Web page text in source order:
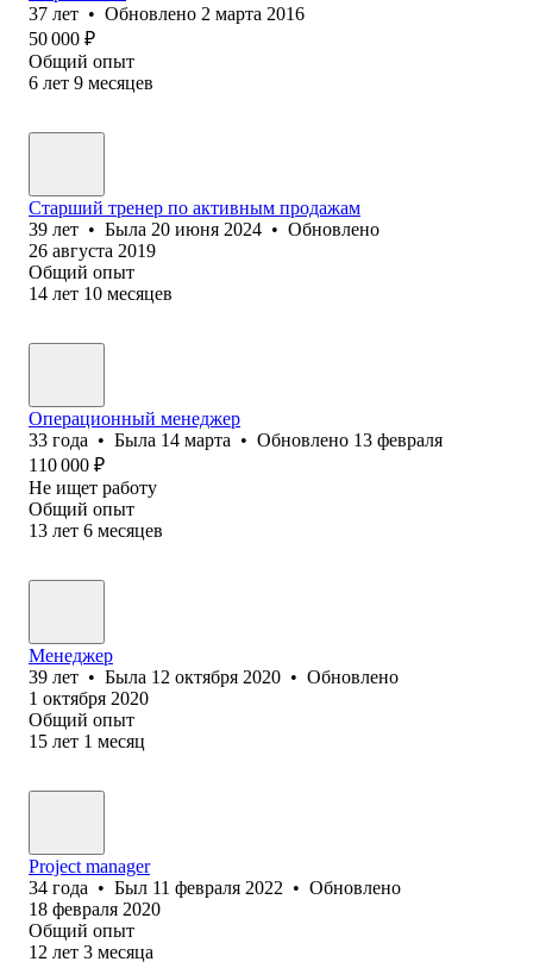
37 лет • Обновлено 2 марта 2016
50 000 ₽
Общий опыт
6 лет 9 месяцев
Старший тренер по активным продажам
39 лет • Была 20 июня 2024 • Обновлено
26 августа 2019
Общий опыт
14 лет 10 месяцев
Операционный менеджер
33 года • Была 14 марта • Обновлено 13 февраля
110 000 ₽
Не ищет работу
Общий опыт
13 лет 6 месяцев
Менеджер
39 лет • Была 12 октября 2020 • Обновлено
1 октября 2020
Общий опыт
15 лет 1 месяц
Project manager
34 года • Был 11 февраля 2022 • Обновлено
18 февраля 2020
Общий опыт
12 лет 3 месяца